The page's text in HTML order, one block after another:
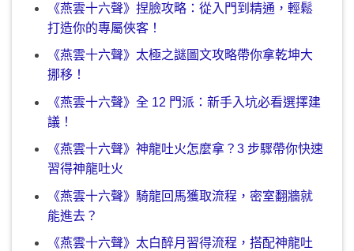
《燕雲十六聲》捏臉攻略：從入門到精通，輕鬆
打造你的專屬俠客！
《燕雲十六聲》太極之謎圖文攻略帶你拿乾坤大
挪移！
《燕雲十六聲》全 12 門派：新手入坑必看選擇建
議！
《燕雲十六聲》神龍吐火怎麼拿？3 步驟帶你快速
習得神龍吐火
《燕雲十六聲》騎龍回馬獲取流程，密室翻牆就
能進去？
《燕雲十六聲》太白醉月習得流程，搭配神龍吐